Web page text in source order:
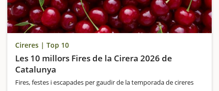
Cireres | Top 10
Les 10 millors Fires de la Cirera 2026 de
Catalunya
Fires, festes i escapades per gaudir de la temporada de cireres